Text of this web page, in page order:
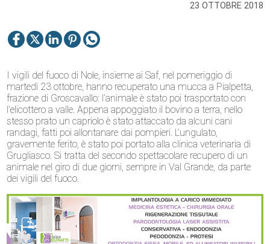
23 OTTOBRE 2018
I vigili del fuoco di Nole, insieme ai Saf, nel pomeriggio di
martedì 23 ottobre, hanno recuperato una mucca a Pialpetta,
frazione di Groscavallo: l’animale è stato poi trasportato con
l’elicottero a valle. Appena appoggiato il bovino a terra, nello
stesso prato un capriolo è stato attaccato da alcuni cani
randagi, fatti poi allontanare dai pompieri. L’ungulato,
gravemente ferito, è stato poi portato alla clinica veterinaria di
Grugliasco. Si tratta del secondo spettacolare recupero di un
animale nel giro di due giorni, sempre in Val Grande, da parte
dei vigili del fuoco.